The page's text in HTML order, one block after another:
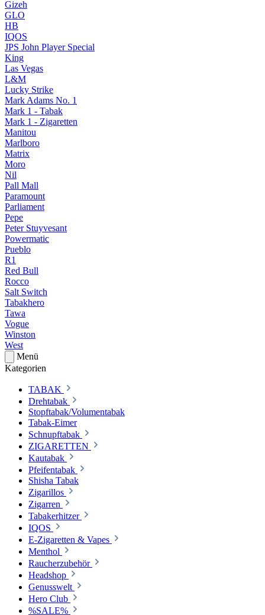
Gizeh
GLO
HB
IQOS
JPS John Player Special
King
Las Vegas
L&M
Lucky Strike
Mark Adams No. 1
Mark 1 - Tabak
Mark 1 - Zigaretten
Manitou
Marlboro
Matrix
Moro
Nil
Pall Mall
Paramount
Parliament
Pepe
Peter Stuyvesant
Powermatic
Pueblo
R1
Red Bull
Rocco
Salt Switch
Tabakhero
Tawa
Vogue
Winston
West
Menü
Kategorien
TABAK
Drehtabak
Stopftabak/Volumentabak
Tabak-Eimer
Schnupftabak
ZIGARETTEN
Kautabak
Pfeifentabak
Shisha Tabak
Zigarillos
Zigarren
Tabakerhitzer
IQOS
E-Zigaretten & Vapes
Menthol
Raucherzubehör
Headshop
Genusswelt
Hero Club
%SALE%